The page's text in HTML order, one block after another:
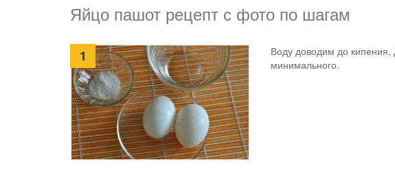
Яйцо пашот рецепт с фото по шагам
1
Воду доводим до
минимального.